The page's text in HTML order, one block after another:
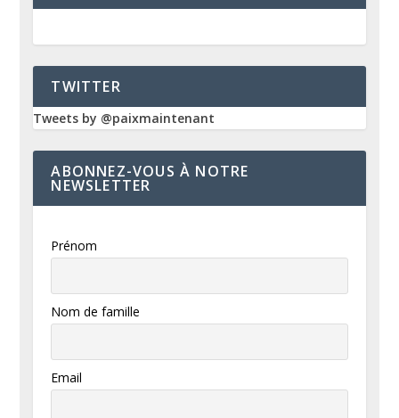
TWITTER
Tweets by @paixmaintenant
ABONNEZ-VOUS À NOTRE
NEWSLETTER
Prénom
Nom de famille
Email